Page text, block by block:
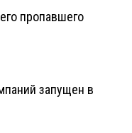
пропавшего
запущен в